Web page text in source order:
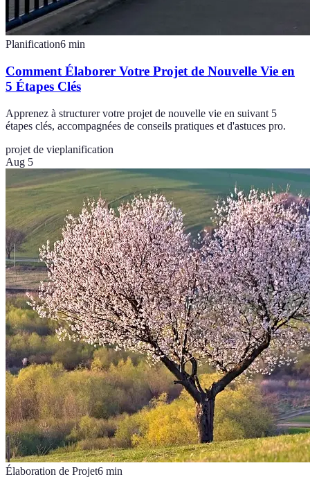
Planification6 min
Comment Élaborer Votre Projet de Nouvelle Vie en
5 Étapes Clés
Apprenez à structurer votre projet de nouvelle vie en suivant 5
étapes clés, accompagnées de conseils pratiques et d'astuces pro.
projet de vieplanification
Aug 5
Élaboration de Projet6 min